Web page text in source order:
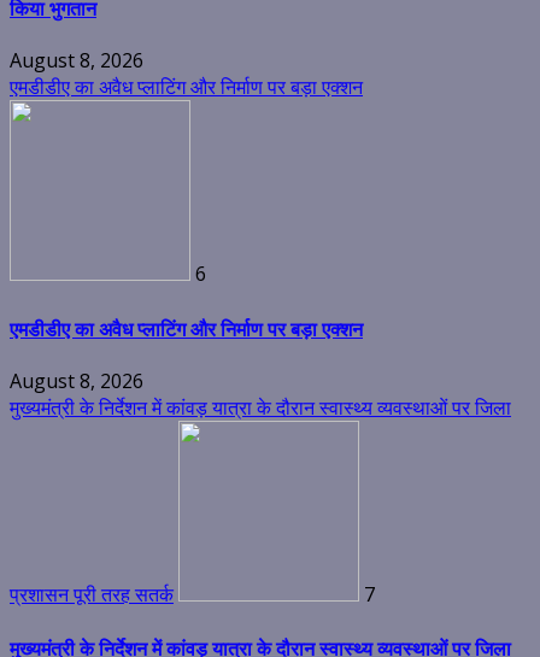
किया भुगतान
August 8, 2026
एमडीडीए का अवैध प्लाटिंग और निर्माण पर बड़ा एक्शन
6
एमडीडीए का अवैध प्लाटिंग और निर्माण पर बड़ा एक्शन
August 8, 2026
मुख्यमंत्री के निर्देशन में कांवड़ यात्रा के दौरान स्वास्थ्य व्यवस्थाओं पर जिला
प्रशासन पूरी तरह सतर्क 7
मुख्यमंत्री के निर्देशन में कांवड़ यात्रा के दौरान स्वास्थ्य व्यवस्थाओं पर जिला